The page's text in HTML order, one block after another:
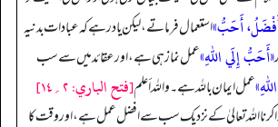
أَحَبُّ»استعمال فرماتے، لیکن یاد رہے کہ عبادات بدنیہ
«أَحَبُّ إِلَي اللّٰهِ»عمل نماز ہی ہے، اور عقائد میں سے سب
عمل ایمان باللہ ہے۔ واللہ أعلم[فتح الباري: ۲؍۱۴]
کرنا اللہ تعالیٰ کے نزدیک سب سے افضل عمل ہے، اور وقت کا